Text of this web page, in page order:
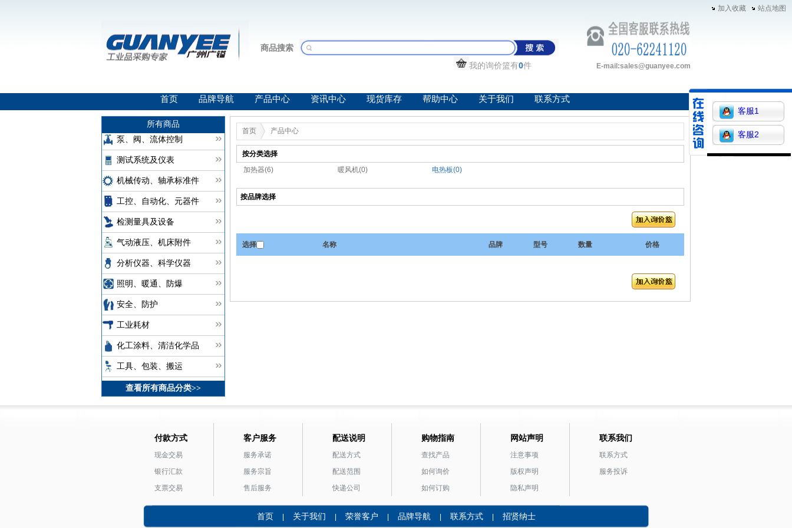
客服1
客服2
加入收藏 站点地图
商品搜索
我的询价篮有0件 E-mail:sales@guanyee.com
首页 品牌导航 产品中心 资讯中心 现货库存 帮助中心 关于我们 联系方式
所有商品
泵、阀、流体控制
测试系统及仪表
机械传动、轴承标准件
工控、自动化、元器件
检测量具及设备
气动液压、机床附件
分析仪器、科学仪器
照明、暖通、防爆
安全、防护
工业耗材
化工涂料、清洁化学品
工具、包装、搬运
查看所有商品分类>>
首页 产品中心
按分类选择
加热器(6)
暖风机(0) 电热板(0)
按品牌选择
选择 名称 品牌 型号 数量 价格
付款方式
现金交易
银行汇款
支票交易
客户服务
服务承诺
服务宗旨
售后服务
配送说明
配送方式
配送范围
快递公司
购物指南
查找产品
如何询价
如何订购
网站声明
注意事项
版权声明
隐私声明
联系我们
联系方式
服务投诉
首页 关于我们 荣誉客户 品牌导航 联系方式 招贤纳士